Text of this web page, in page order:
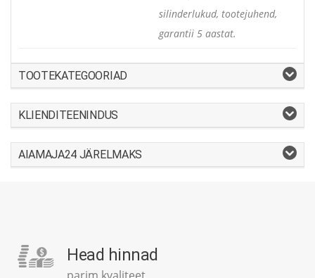
silinderlukud, tootejuhend,
garantii 5 aastat.
TOOTEKATEGOORIAD
KLIENDITEENINDUS
AIAMAJA24 JÄRELMAKS
Head hinnad